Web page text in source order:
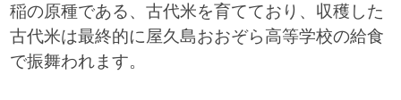
稲の原種である、古代米を育てており、収穫した
古代米は最終的に屋久島おおぞら高等学校の給食
で振舞われます。